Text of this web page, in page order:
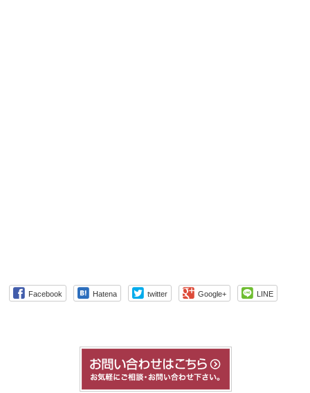
Facebook Hatena twitter Google+ LINE